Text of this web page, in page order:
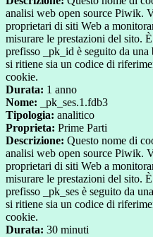
analisi web open source Piwik.
proprietari di siti Web a
misurare le prestazioni del sito.
prefisso _pk_id è seguito da
si ritiene sia un codice di
cookie.
Durata: 1 anno
Nome: _pk_ses.1.fdb3
Tipologia: analitico
Proprieta: Prime Parti
Descrizione: Questo nome di
analisi web open source Piwik.
proprietari di siti Web a
misurare le prestazioni del sito.
prefisso _pk_ses è seguito da
si ritiene sia un codice di
cookie.
Durata: 30 minuti